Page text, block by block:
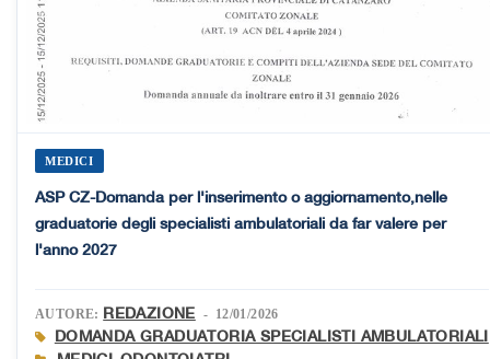
MEDICI
ASP CZ-Domanda per l'inserimento o aggiornamento,nelle
graduatorie degli specialisti ambulatoriali da far valere per
l'anno 2027
AUTORE: REDAZIONE - 12/01/2026
DOMANDA GRADUATORIA SPECIALISTI AMBULATORIALI